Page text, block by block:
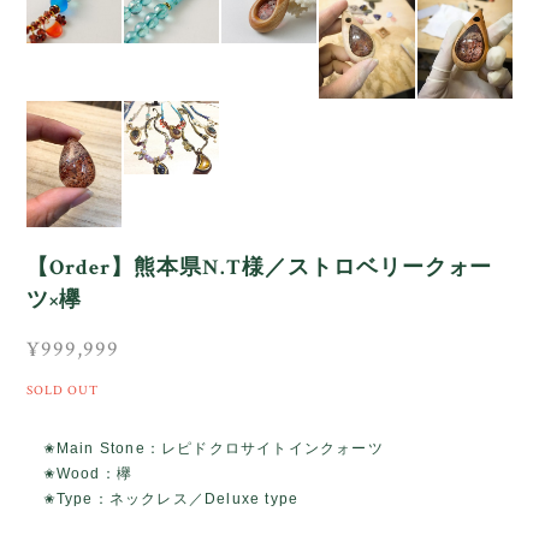
【Order】熊本県N.T様／ストロベリークォー
ツ×欅
¥999,999
SOLD OUT
✬Main Stone：レピドクロサイトインクォーツ
✬Wood：欅
✬Type：ネックレス／Deluxe type